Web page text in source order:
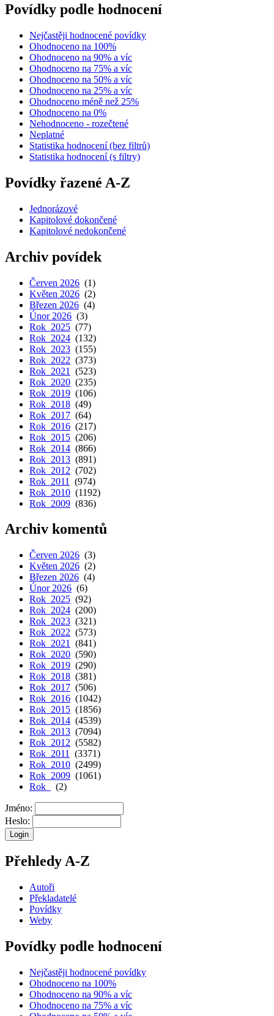
Povídky podle hodnocení
Nejčastěji hodnocené povídky
Ohodnoceno na 100%
Ohodnoceno na 90% a víc
Ohodnoceno na 75% a víc
Ohodnoceno na 50% a víc
Ohodnoceno na 25% a víc
Ohodnoceno méně než 25%
Ohodnoceno na 0%
Nehodnoceno - rozečtené
Neplatné
Statistika hodnocení (bez filtrů)
Statistika hodnocení (s filtry)
Povídky řazené A-Z
Jednorázové
Kapitolové dokončené
Kapitolové nedokončené
Archiv povídek
Červen 2026 (1)
Květen 2026 (2)
Březen 2026 (4)
Únor 2026 (3)
Rok 2025 (77)
Rok 2024 (132)
Rok 2023 (155)
Rok 2022 (373)
Rok 2021
(523)
Rok 2020 (235)
Rok 2019 (106)
Rok 2018 (49)
Rok 2017 (64)
Rok 2016 (217)
Rok 2015 (206)
Rok 2014 (866)
Rok 2013 (891)
Rok 2012 (702)
Rok 2011
(974)
Rok 2010 (1192)
Rok 2009 (836)
Archiv komentů
Červen 2026 (3)
Květen 2026 (2)
Březen 2026 (4)
Únor 2026 (6)
Rok 2025 (92)
Rok 2024 (200)
Rok 2023 (321)
Rok 2022 (573)
Rok 2021
(841)
Rok 2020 (590)
Rok 2019 (290)
Rok 2018 (381)
Rok 2017 (506)
Rok 2016 (1042)
Rok 2015 (1856)
Rok 2014 (4539)
Rok 2013 (7094)
Rok 2012 (5582)
Rok 2011
(3371)
Rok 2010 (2499)
Rok 2009 (1061)
Rok
(2)
Jméno:
Heslo:
Přehledy A-Z
Autoři
Překladatelé
Povídky
Weby
Povídky podle hodnocení
Nejčastěji hodnocené povídky
Ohodnoceno na 100%
Ohodnoceno na 90% a víc
Ohodnoceno na 75% a víc